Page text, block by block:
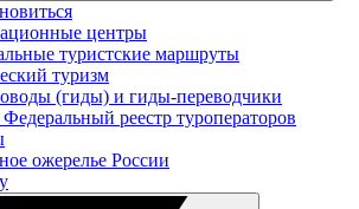
центры
туристские маршруты
туризм
(гиды) и гиды-переводчики
реестр туроператоров
ожерелье России